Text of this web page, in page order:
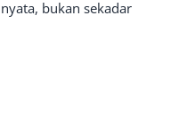
bukan sekadar